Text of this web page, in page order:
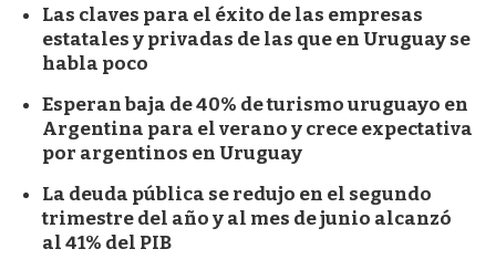
Las claves para el éxito de las empresas
estatales y privadas de las que en Uruguay se
habla poco
Esperan baja de 40% de turismo uruguayo en
Argentina para el verano y crece expectativa
por argentinos en Uruguay
La deuda pública se redujo en el segundo
trimestre del año y al mes de junio alcanzó
al 41% del PIB